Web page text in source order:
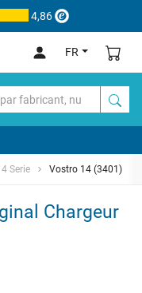
4,86
FR
Serie Vostro 14 (3401)
Chargeur